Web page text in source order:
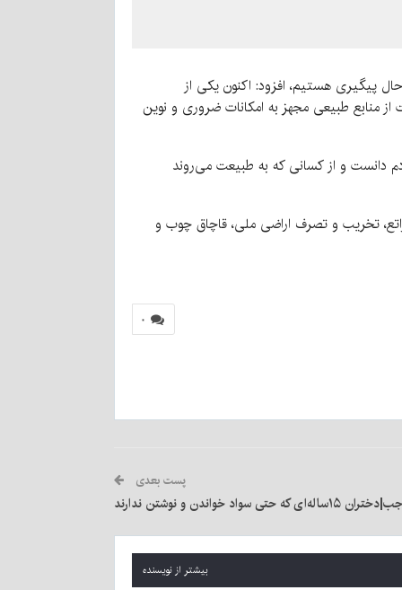
پیگیری هستیم، افزود: اکنون یکی از
از منابع طبیعی مجهز به امکانات ضروری و نوین
دانست و از کسانی که به طبیعت می‌روند
هر گونه حریق در جنگل‌ها و مراتع، تخریب و تصرف اراضی ملی، قاچاق چوب و
۰
پست بعدی
و نوشتن ندارند
بیشتر از نویسنده